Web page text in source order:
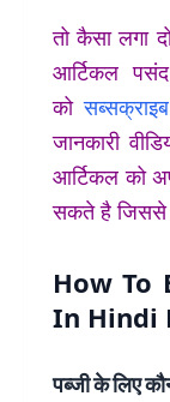
तो कैसा लगा
आर्टिकल
कोसब्सक्राइब
जानकारी
आर्टिकल को
सकते है जिससे
How To
In Hindi
पब्जी के लिए